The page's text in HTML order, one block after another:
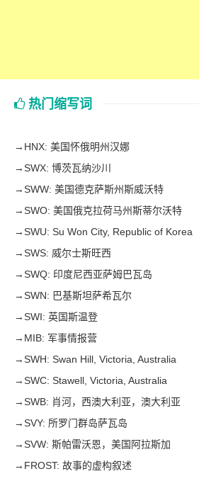
热门缩写词
→ HNX: 美国怀俄明州汉娜
→SWX: 博茨瓦纳沙川
→SWW: 美国德克萨斯州斯威沃特
→SWO: 美国俄克拉荷马州斯蒂尔沃特
→SWU: Su Won City, Republic of Korea
→SWS: 威尔士斯旺西
→SWQ: 印度尼西亚萨姆巴瓦岛
→SWN: 巴基斯坦萨希瓦尔
→SWI: 英国斯温登
→ MIB: 军事情报营
→SWH: Swan Hill, Victoria, Australia
→SWC: Stawell, Victoria, Australia
→SWB: 肖河，西澳大利亚，澳大利亚
→SVY: 所罗门群岛萨瓦岛
→SVW: 斯帕雷沃恩，美国阿拉斯加
→ FROST: 故事的虚构叙述